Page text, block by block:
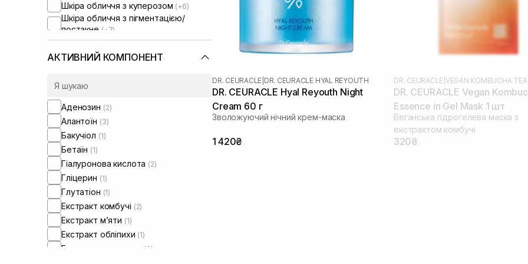
Шкіра обличчя з куперозом (+6)
Шкіра обличчя з пігментацією/
постакне (+7)
Шкіра обличчя з розширеними
порами(+5)
Шкіра обличчя з порушеним
Шкіра обличчя з порушеним
АКТИВНИЙ КОМПОНЕНТ
Аденозин (2)
Алантоїн (3)
Бакучіол (1)
Бетаїн (1)
Гіалуронова кислота (2)
Гліцерин (1)
Глутатіон (1)
Екстракт комбучі (2)
Екстракт м’яти (1)
Екстракт обліпихи (1)
Екстракт портулаку (3)
DR. CEURACLE DR. CEURACLE HYAL REYOUTH
DR. CEURACLE Hyal Reyouth Night
Cream 60 г
Зволожуючий нічний крем-маска
1 420₴
DR. CEURACLE VEGAN KOMBUCHA TEA
DR. CEURACLE Vegan
Essence in Gel Mask 1 шт
Веганська гідрогелева маска з
екстрактом комбучі
320₴